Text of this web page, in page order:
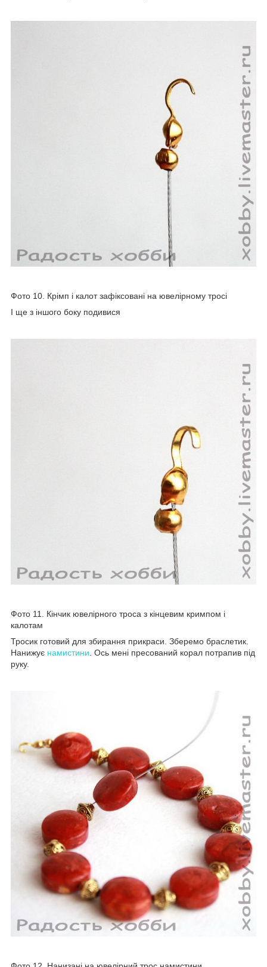
Фото 10. Крімп і калот зафіксовані на ювелірному тросі
І ще з іншого боку подивися
Фото 11. Кінчик ювелірного троса з кінцевим кримпом і
калотам
Тросик готовий для збирання прикраси. Зберемо браслетик.
Нанижує намистини . Ось мені пресований корал потрапив під
руку.